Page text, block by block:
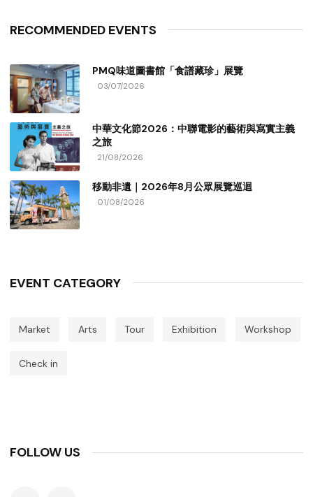
RECOMMENDED EVENTS
PMQ味道圖書館「食譜藏珍」展覽
03/07/2026
中華文化節2026：中聯電影的藝術與寫實主義
之旅
21/08/2026
移動非遺｜2026年8月公眾展覽巡迴
01/08/2026
EVENT CATEGORY
Market Arts Tour Exhibition Workshop
Check in
FOLLOW US